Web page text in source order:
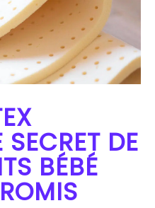
SECRET DE
BÉBÉ